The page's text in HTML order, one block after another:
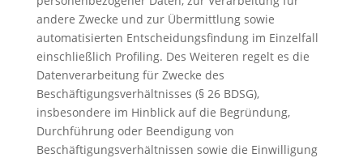
andere Zwecke und zur Übermittlung sowie
automatisierten Entscheidungsfindung im Einzelfall
einschließlich Profiling. Des Weiteren regelt es die
Datenverarbeitung für Zwecke des
Beschäftigungsverhältnisses (§ 26 BDSG),
insbesondere im Hinblick auf die Begründung,
Durchführung oder Beendigung von
Beschäftigungsverhältnissen sowie die Einwilligung